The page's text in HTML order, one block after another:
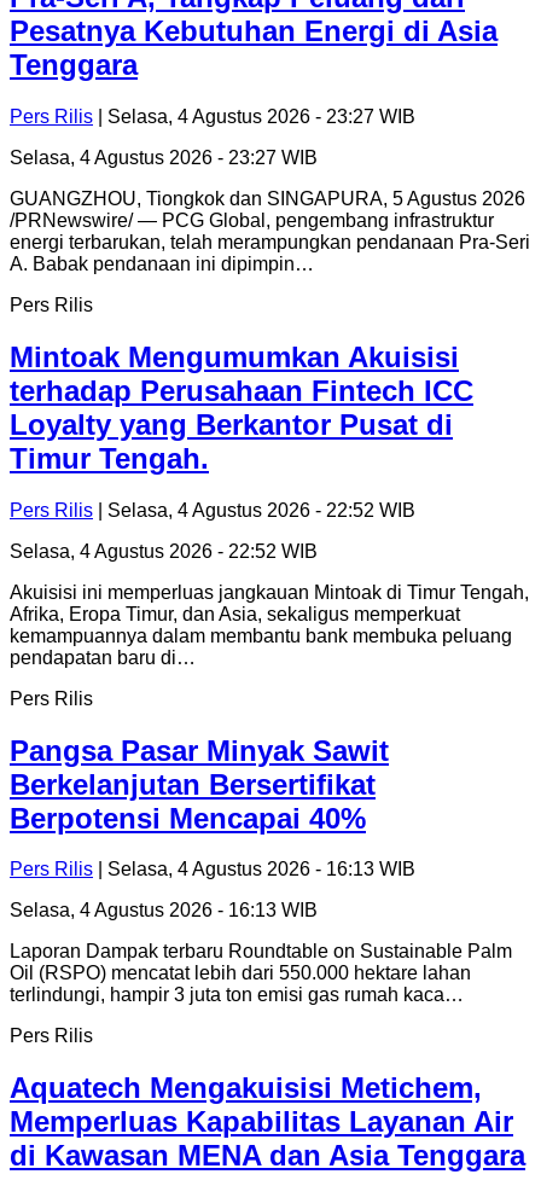
Pesatnya Kebutuhan Energi di Asia
Tenggara
Pers Rilis | Selasa, 4 Agustus 2026 - 23:27 WIB
Selasa, 4 Agustus 2026 - 23:27 WIB
GUANGZHOU, Tiongkok dan SINGAPURA, 5 Agustus 2026
/PRNewswire/ — PCG Global, pengembang infrastruktur
energi terbarukan, telah merampungkan pendanaan Pra-Seri
A. Babak pendanaan ini dipimpin…
Pers Rilis
Mintoak Mengumumkan Akuisisi
terhadap Perusahaan Fintech ICC
Loyalty yang Berkantor Pusat di
Timur Tengah.
Pers Rilis | Selasa, 4 Agustus 2026 - 22:52 WIB
Selasa, 4 Agustus 2026 - 22:52 WIB
Akuisisi ini memperluas jangkauan Mintoak di Timur Tengah,
Afrika, Eropa Timur, dan Asia, sekaligus memperkuat
kemampuannya dalam membantu bank membuka peluang
pendapatan baru di…
Pers Rilis
Pangsa Pasar Minyak Sawit
Berkelanjutan Bersertifikat
Berpotensi Mencapai 40%
Pers Rilis | Selasa, 4 Agustus 2026 - 16:13 WIB
Selasa, 4 Agustus 2026 - 16:13 WIB
Laporan Dampak terbaru Roundtable on Sustainable Palm
Oil (RSPO) mencatat lebih dari 550.000 hektare lahan
terlindungi, hampir 3 juta ton emisi gas rumah kaca…
Pers Rilis
Aquatech Mengakuisisi Metichem,
Memperluas Kapabilitas Layanan Air
di Kawasan MENA dan Asia Tenggara